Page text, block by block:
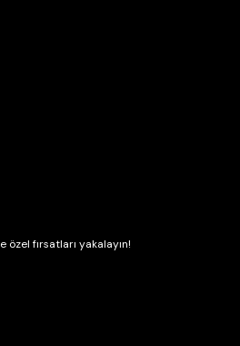
özel fırsatları yakalayın!